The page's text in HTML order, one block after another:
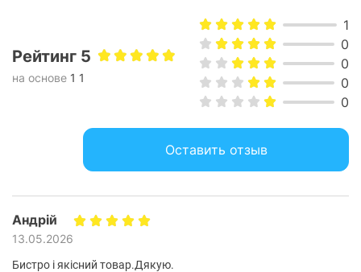
Рейтинг 5
на основе 1 1
1
0
0
0
0
Оставить отзыв
Андрій
13.05.2026
Бистро і якісний товар.Дякую.